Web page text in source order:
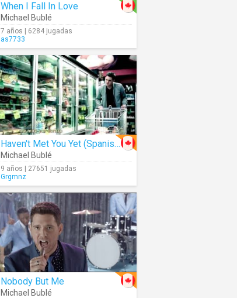
When I Fall In Love
Michael Bublé
7 años | 6284 jugadas
as7733
Haven't Met You Yet (Spanish Subtitles)
Michael Bublé
9 años | 27651 jugadas
Grgmnz
Nobody But Me
Michael Bublé